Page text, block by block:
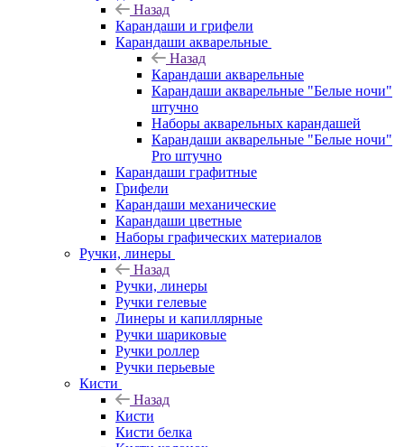
Назад
Карандаши и грифели
Карандаши акварельные
Назад
Карандаши акварельные
Карандаши акварельные "Белые ночи"
штучно
Наборы акварельных карандашей
Карандаши акварельные "Белые ночи"
Pro штучно
Карандаши графитные
Грифели
Карандаши механические
Карандаши цветные
Наборы графических материалов
Ручки, линеры
Назад
Ручки, линеры
Ручки гелевые
Линеры и капиллярные
Ручки шариковые
Ручки роллер
Ручки перьевые
Кисти
Назад
Кисти
Кисти белка